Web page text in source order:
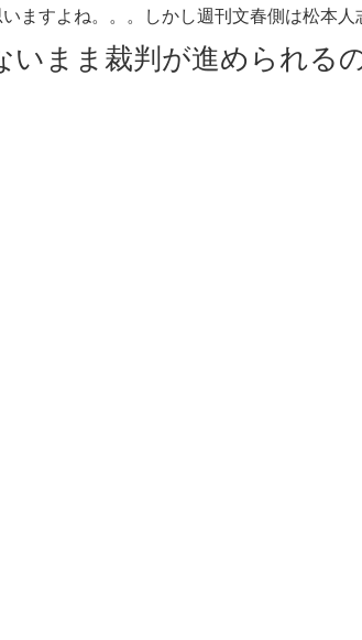
ますよね。。。しかし週刊文春側は松本人
いまま裁判が進められる